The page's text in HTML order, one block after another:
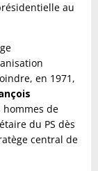
au
en 1971,
hommes de
du PS dès
central de